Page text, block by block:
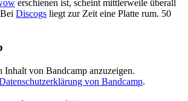
erschienen ist, scheint mittlerweile überall
Discogs liegt zur Zeit eine Platte rum. 50
von Bandcamp anzuzeigen.
von Bandcamp.